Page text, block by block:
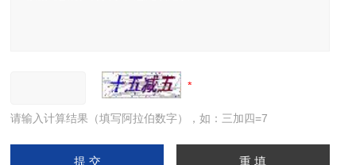
请输入计算结果（填写阿拉伯数字），如：三加四=7